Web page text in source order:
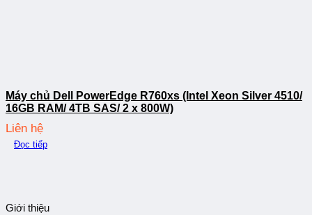
Máy chủ Dell PowerEdge R760xs (Intel Xeon Silver 4510/
16GB RAM/ 4TB SAS/ 2 x 800W)
Liên hệ
Đọc tiếp
Giới thiệu